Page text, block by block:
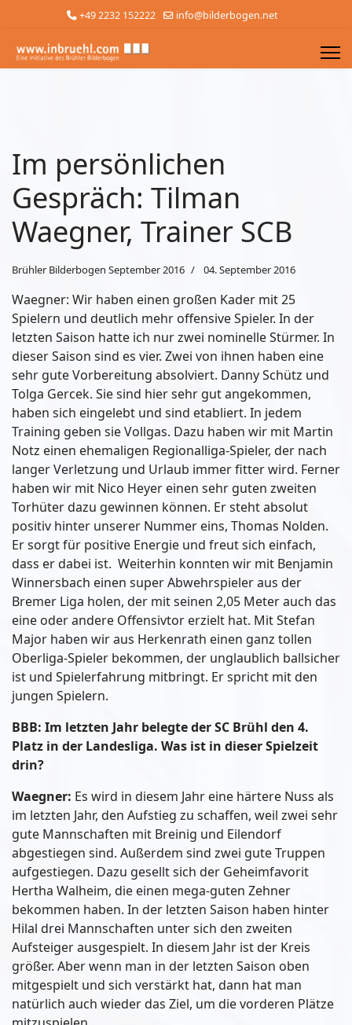
+49 2232 152222 info@bilderbogen.net
Im persönlichen
Gespräch: Tilman
Waegner, Trainer SCB
Brühler Bilderbogen September 2016 04. September 2016
Waegner: Wir haben einen großen Kader mit 25
Spielern und deutlich mehr offensive Spieler. In der
letzten Saison hatte ich nur zwei nominelle Stürmer. In
dieser Saison sind es vier. Zwei von ihnen haben eine
sehr gute Vorbereitung absolviert. Danny Schütz und
Tolga Gercek. Sie sind hier sehr gut angekommen,
haben sich eingelebt und sind etabliert. In jedem
Training geben sie Vollgas. Dazu haben wir mit Martin
Notz einen ehemaligen Regionalliga-Spieler, der nach
langer Verletzung und Urlaub immer fitter wird. Ferner
haben wir mit Nico Heyer einen sehr guten zweiten
Torhüter dazu gewinnen können. Er steht absolut
positiv hinter unserer Nummer eins, Thomas Nolden.
Er sorgt für positive Energie und freut sich einfach,
dass er dabei ist. Weiterhin konnten wir mit Benjamin
Winnersbach einen super Abwehrspieler aus der
Bremer Liga holen, der mit seinen 2,05 Meter auch das
eine oder andere Offensivtor erzielt hat. Mit Stefan
Major haben wir aus Herkenrath einen ganz tollen
Oberliga-Spieler bekommen, der unglaublich ballsicher
ist und Spielerfahrung mitbringt. Er spricht mit den
jungen Spielern.
BBB: Im letzten Jahr belegte der SC Brühl den 4.
Platz in der Landesliga. Was ist in dieser Spielzeit
drin?
Waegner: Es wird in diesem Jahr eine härtere Nuss als
im letzten Jahr, den Aufstieg zu schaffen, weil zwei sehr
gute Mannschaften mit Breinig und Eilendorf
abgestiegen sind. Außerdem sind zwei gute Truppen
aufgestiegen. Dazu gesellt sich der Geheimfavorit
Hertha Walheim, die einen mega-guten Zehner
bekommen haben. In der letzten Saison haben hinter
Hilal drei Mannschaften unter sich den zweiten
Aufsteiger ausgespielt. In diesem Jahr ist der Kreis
größer. Aber wenn man in der letzten Saison oben
mitgespielt und sich verstärkt hat, dann hat man
natürlich auch wieder das Ziel, um die vorderen Plätze